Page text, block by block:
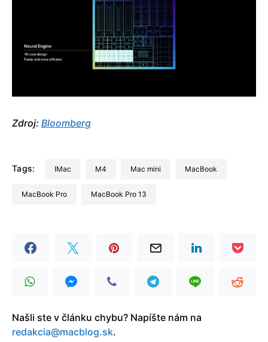
Zdroj: Bloomberg
Tags: iMac M4 Mac mini MacBook
MacBook Pro MacBook Pro 13
Našli ste v článku chybu? Napíšte nám na
redakcia@macblog.sk.